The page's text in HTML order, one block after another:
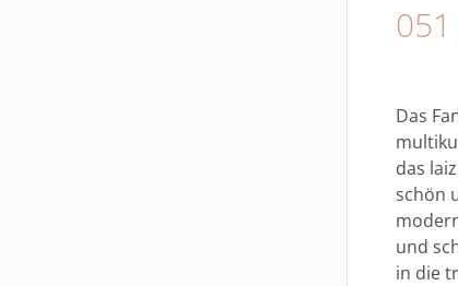
Das
das
schön
und
in die